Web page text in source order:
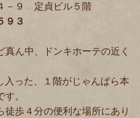
－９ 定貞ビル５階
９３
ん中、ドンキホーテの近く
入った、１階がじゃんぱら本
。
徒歩４分の便利な場所にあり